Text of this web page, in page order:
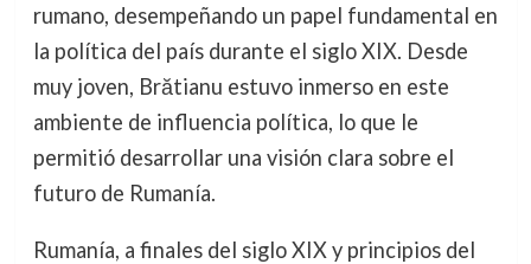
rumano, desempeñando un papel fundamental en
la política del país durante el siglo XIX. Desde
muy joven, Brătianu estuvo inmerso en este
ambiente de influencia política, lo que le
permitió desarrollar una visión clara sobre el
futuro de Rumanía.
Rumanía, a finales del siglo XIX y principios del